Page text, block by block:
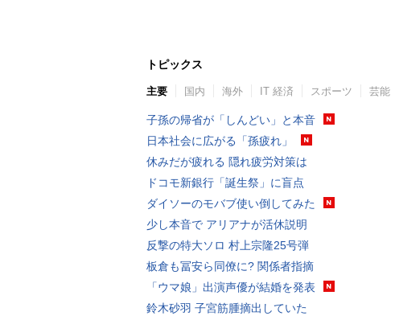
トピックス
主要 国内 海外 IT 経済 スポーツ 芸能
子孫の帰省が「しんどい」と本音
日本社会に広がる「孫疲れ」
休みだが疲れる 隠れ疲労対策は
ドコモ新銀行「誕生祭」に盲点
ダイソーのモバブ使い倒してみた
少し本音で アリアナが活休説明
反撃の特大ソロ 村上宗隆25号弾
板倉も冨安ら同僚に? 関係者指摘
「ウマ娘」出演声優が結婚を発表
鈴木砂羽 子宮筋腫摘出していた